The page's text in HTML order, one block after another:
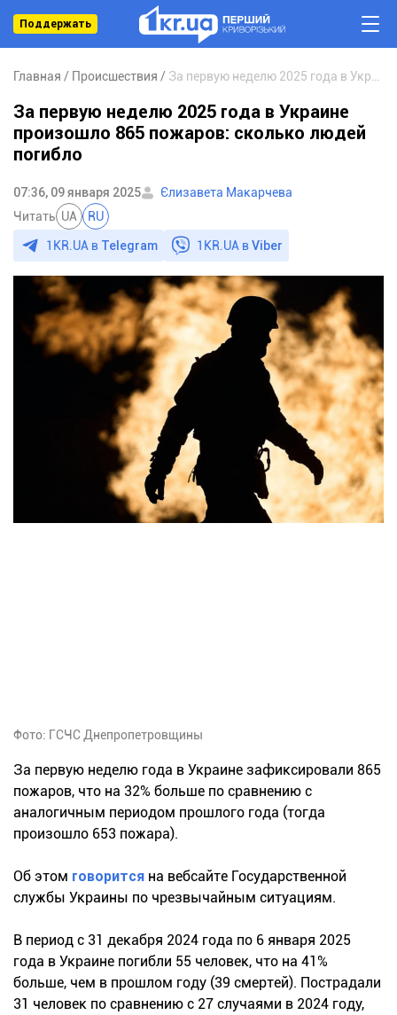
Поддержать
Главная Происшествия
За первую неделю 2025 года в Украине
произошло 865 пожаров: сколько людей
погибло
07:36, 09 января 2025
Єлизавета Макарчева
Читать UA RU
1KR.UA в Telegram 1KR.UA вViber
Фото: ГСЧС Днепропетровщины
За первую неделю года в Украине зафиксировали 865
пожаров, что на 32% больше по сравнению с
аналогичным периодом прошлого года (тогда
произошло 653 пожара).
Об этом говорится на вебсайте Государственной
службы Украины по чрезвычайным ситуациям.
В период с 31 декабря 2024 года по 6 января 2025
года в Украине погибли 55 человек, что на 41%
больше, чем в прошлом году (39 смертей). Пострадали
31 человек по сравнению с 27 случаями в 2024 году,